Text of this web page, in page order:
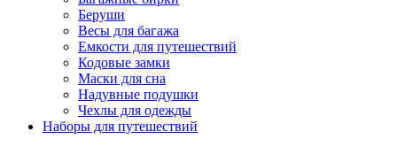
Беруши
Весы для багажа
Емкости для путешествий
Кодовые замки
Маски для сна
Надувные подушки
Чехлы для одежды
Наборы для путешествий